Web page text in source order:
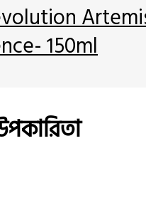
150ml